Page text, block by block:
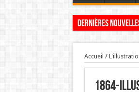
Dernières
Accueil /
1864-